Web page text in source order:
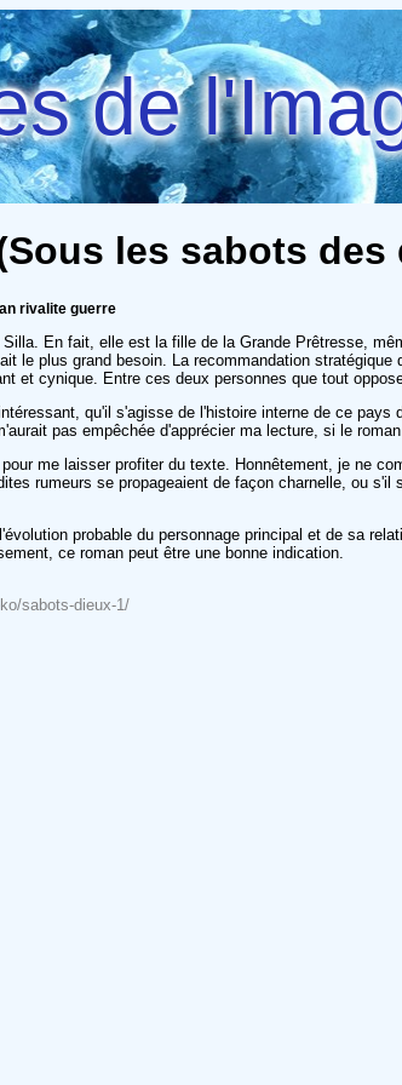
de
les sabots des
rivalite guerre
En fait, elle est la fille de la Grande Prêtresse,
le plus grand besoin. La recommandation
et cynique. Entre ces deux personnes que tout
qu'il s'agisse de l'histoire interne de ce
pas empêchée d'apprécier ma lecture, si le
me laisser profiter du texte. Honnêtement, je ne
rumeurs se propageaient de façon charnelle, ou
probable du personnage principal et de sa
ce roman peut être une bonne indication.
sabots-dieux-1/